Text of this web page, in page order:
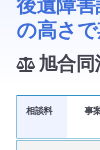
後遺障
の高さ
旭合
相談料 事